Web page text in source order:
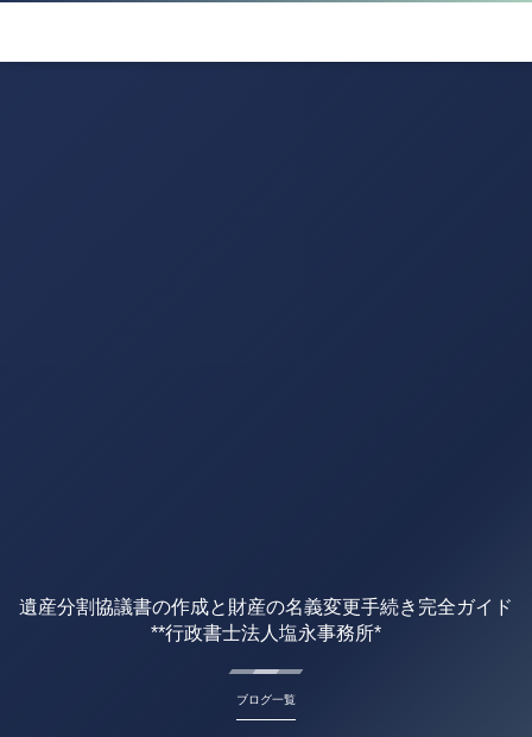
遺産分割協議書の作成と財産の名義変更手続き完全ガイド
**行政書士法人塩永事務所*
ブログ一覧